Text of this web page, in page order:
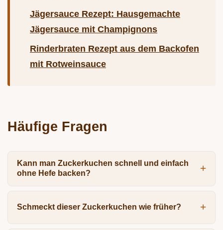
Jägersauce Rezept: Hausgemachte
Jägersauce mit Champignons
Rinderbraten Rezept aus dem Backofen
mit Rotweinsauce
Häufige Fragen
Kann man Zuckerkuchen schnell und einfach
ohne Hefe backen?
Schmeckt dieser Zuckerkuchen wie früher?